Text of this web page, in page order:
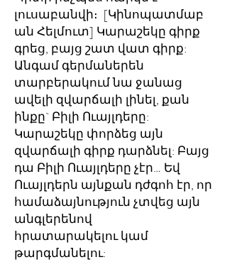
լուսաբանվի։ [Կինոպատմաբ
ան Հելմուտ] Կարաշեկը գիրք
գրեց, բայց շատ վատ գիրք:
Անգամ գերմաներեն
տարբերակում նա ջանաց
ավելի զվարճալի լինել, քան
ինքը` Բիլի Ուայլդերը:
Կարաշեկը փորձեց այն
զվարճալի գիրք դարձնել: Բայց
դա Բիլի Ուայլդերը չէր… Եվ
Ուայլդերն այնքան դժգոհ էր, որ
համաձայնություն չտվեց այն
անգլերենով
հրատարակելու կամ
թարգմանելու: